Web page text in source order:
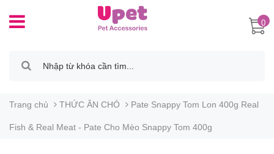
0
Trang chủ THỨC ĂN CHÓ Pate Snappy Tom Lon 400g Real
Fish & Real Meat - Pate Cho Mèo Snappy Tom 400g